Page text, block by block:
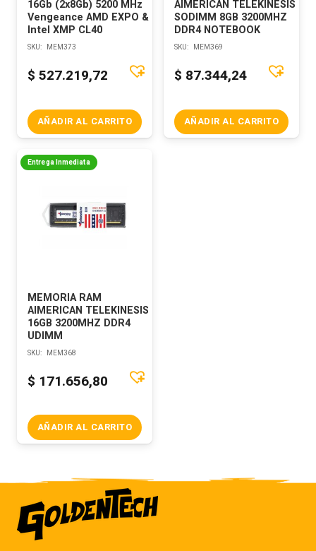
16Gb (2x8Gb) 5200 MHz
Vengeance AMD EXPO &
Intel XMP CL40
SKU: MEM373
$ 527.219,72
AÑADIR AL CARRITO
AIMERICAN TELEKINESIS
SODIMM 8GB 3200MHZ
DDR4 NOTEBOOK
SKU: MEM369
$ 87.344,24
AÑADIR AL CARRITO
Entrega Inmediata
MEMORIA RAM
AIMERICAN TELEKINESIS
16GB 3200MHZ DDR4
UDIMM
SKU: MEM368
$ 171.656,80
AÑADIR AL CARRITO